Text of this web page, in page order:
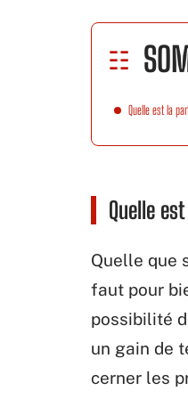
Quelle est la
Quelle
Quelle que
faut pour
possibilité
un gain de
cerner les